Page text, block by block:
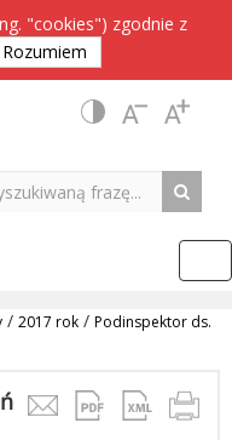
"cookies") zgodnie z
Rozumiem
/ 2017 rok / Podinspektor ds.